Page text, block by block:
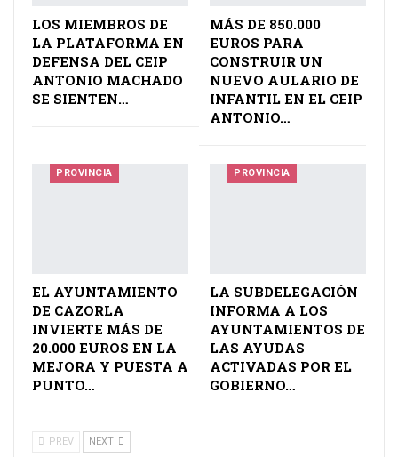
LOS MIEMBROS DE
LA PLATAFORMA EN
DEFENSA DEL CEIP
ANTONIO MACHADO
SE SIENTEN…
MÁS DE 850.000
EUROS PARA
CONSTRUIR UN
NUEVO AULARIO DE
INFANTIL EN EL CEIP
ANTONIO…
PROVINCIA
EL AYUNTAMIENTO
DE CAZORLA
INVIERTE MÁS DE
20.000 EUROS EN LA
MEJORA Y PUESTA A
PUNTO…
PROVINCIA
LA SUBDELEGACIÓN
INFORMA A LOS
AYUNTAMIENTOS DE
LAS AYUDAS
ACTIVADAS POR EL
GOBIERNO…
PREV NEXT